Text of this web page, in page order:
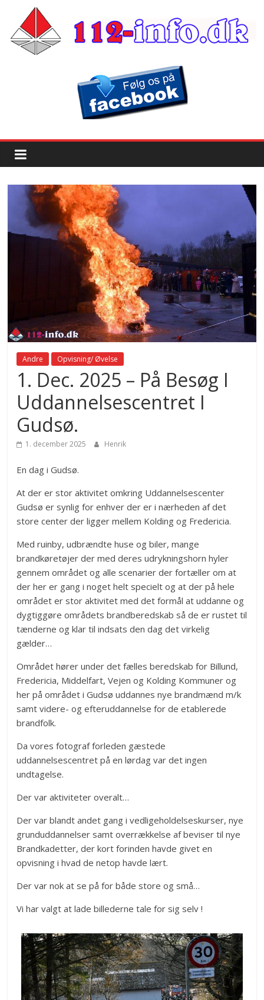
Andre Opvisning/ Øvelse
1. Dec. 2025 – På Besøg I
Uddannelsescentret I
Gudsø.
1. december 2025 Henrik
En dag i Gudsø.
At der er stor aktivitet omkring Uddannelsescenter
Gudsø er synlig for enhver der er i nærheden af det
store center der ligger mellem Kolding og Fredericia.
Med ruinby, udbrændte huse og biler, mange
brandkøretøjer der med deres udrykningshorn hyler
gennem området og alle scenarier der fortæller om at
der her er gang i noget helt specielt og at der på hele
området er stor aktivitet med det formål at uddanne og
dygtiggøre områdets brandberedskab så de er rustet til
tænderne og klar til indsats den dag det virkelig
gælder…
Området hører under det fælles beredskab for Billund,
Fredericia, Middelfart, Vejen og Kolding Kommuner og
her på området i Gudsø uddannes nye brandmænd m/k
samt videre- og efteruddannelse for de etablerede
brandfolk.
Da vores fotograf forleden gæstede
uddannelsescentret på en lørdag var det ingen
undtagelse.
Der var aktiviteter overalt…
Der var blandt andet gang i vedligeholdelseskurser, nye
grunduddannelser samt overrækkelse af beviser til nye
Brandkadetter, der kort forinden havde givet en
opvisning i hvad de netop havde lært.
Der var nok at se på for både store og små…
Vi har valgt at lade billederne tale for sig selv !